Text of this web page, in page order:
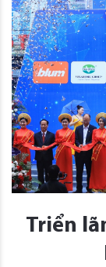
Triển